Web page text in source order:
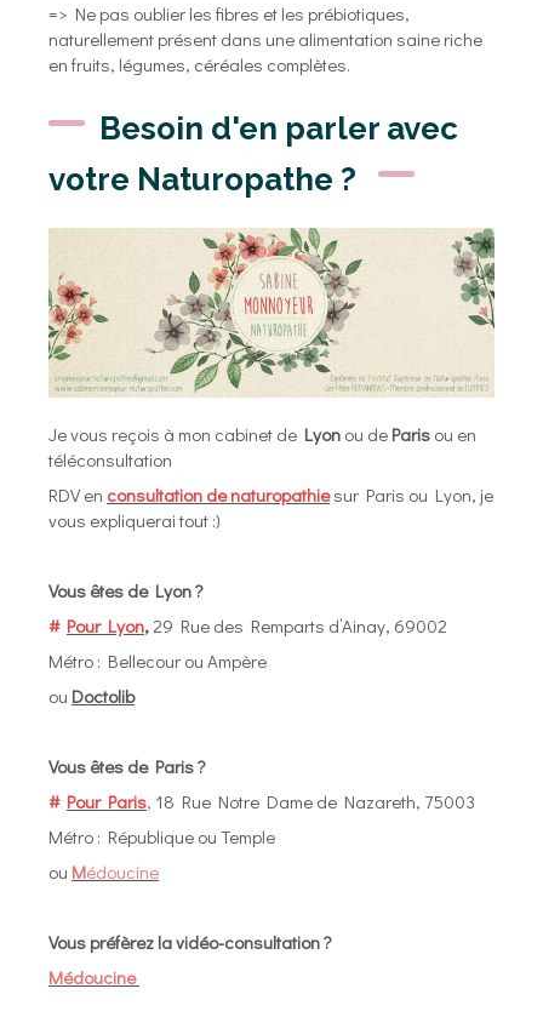
=> Ne pas oublier les fibres et les prébiotiques,
naturellement présent dans une alimentation saine riche
en fruits, légumes, céréales complètes.
Besoin d'en parler avec
votre Naturopathe ?
Je vous reçois à mon cabinet de Lyon ou de Paris ou en
téléconsultation
RDV en consultation de naturopathiesur Paris ou Lyon, je
vous expliquerai tout :)
Vous êtes de Lyon ?
# Pour Lyon, 29 Rue des Remparts d’Ainay, 69002
Métro : Bellecour ou Ampère
ou Doctolib
Vous êtes de Paris ?
# Pour Paris, 18 Rue Notre Dame de Nazareth, 75003
Métro : République ou Temple
ou Médoucine
Vous préfèrez la vidéo-consultation ?
Médoucine